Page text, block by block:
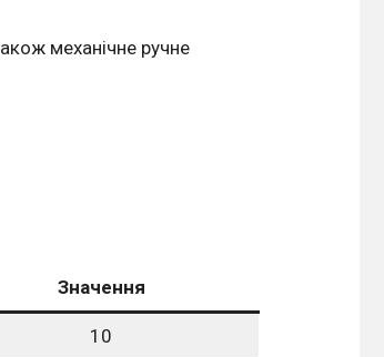
механічне ручне
Значення
10